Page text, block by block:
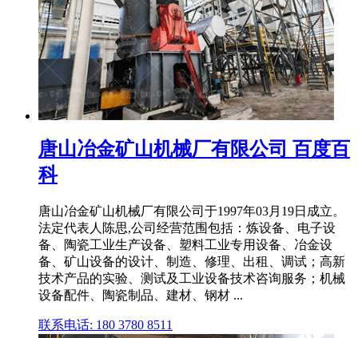
唐山冶金矿山机械厂有限公司 百度百
科
唐山冶金矿山机械厂有限公司于1997年03月19日成立。
法定代表人陈思,公司经营范围包括：炼设备、电子设
备、陶瓷工业生产设备、塑料工业专用设备、冶金设
备、矿山设备的设计、制造、修理、出租、调试；高新
技术产品的实验、测试及工业设备技术咨询服务；机械
设备配件、陶瓷制品、建材、钢材 ...
联系电话: 180 3780 8511